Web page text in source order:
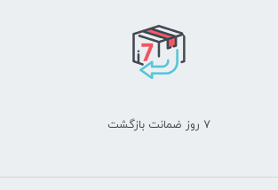
۷ روز ضمانت بازگشت